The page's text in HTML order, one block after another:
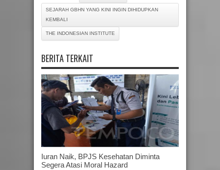
SEJARAH GBHN YANG KINI INGIN DIHIDUPKAN
KEMBALI
THE INDONESIAN INSTITUTE
BERITA TERKAIT
Iuran Naik, BPJS Kesehatan Diminta
Segera Atasi Moral Hazard